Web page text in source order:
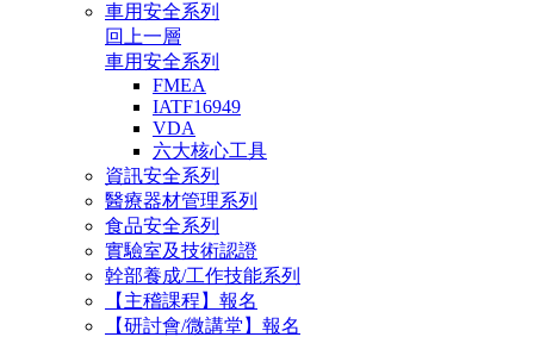
車用安全系列
回上一層
車用安全系列
FMEA
IATF16949
VDA
六大核心工具
資訊安全系列
醫療器材管理系列
食品安全系列
實驗室及技術認證
幹部養成/工作技能系列
【主稽課程】報名
【研討會/微講堂】報名